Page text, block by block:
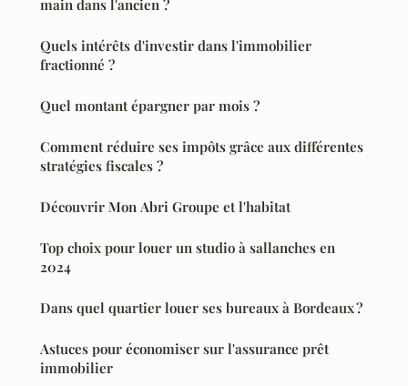
main dans l'ancien ?
Quels intérêts d'investir dans l'immobilier
fractionné ?
Quel montant épargner par mois ?
Comment réduire ses impôts grâce aux différentes
stratégies fiscales ?
Découvrir Mon Abri Groupe et l'habitat
Top choix pour louer un studio à sallanches en
2024
Dans quel quartier louer ses bureaux à Bordeaux ?
Astuces pour économiser sur l'assurance prêt
immobilier